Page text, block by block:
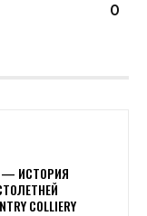
0
ИСТОРИЯ
COLLIERY